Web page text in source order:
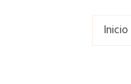
Inicio